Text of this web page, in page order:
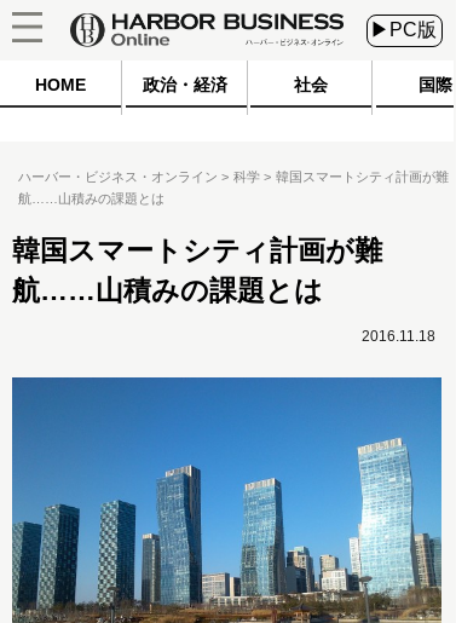
▶PC版
HOME 政治・経済 社会 国際
ハーバー・ビジネス・オンライン 科学
韓国スマートシティ計画が難
航……山積みの課題とは
韓国スマートシティ計画が難
航……山積みの課題とは
2016.11.18